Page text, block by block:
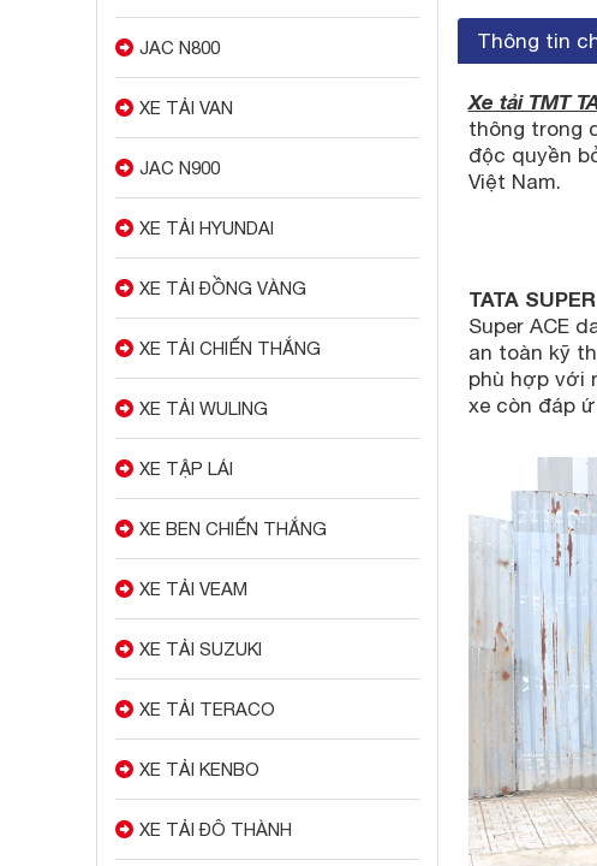
JAC N800
XE TẢI VAN
JAC N900
XE TẢI HYUNDAI
XE TẢI ĐỒNG VÀNG
XE TẢI CHIẾN THẮNG
XE TẢI WULING
XE TẬP LÁI
XE BEN CHIẾN THẮNG
XE TẢI VEAM
XE TẢI SUZUKI
XE TẢI TERACO
XE TẢI KENBO
XE TẢI ĐÔ THÀNH
Thông tin
Xe tải TMT
thông trong
độc quyền
Việt Nam.
TATA
Super ACE
an toàn kỹ
phù hợp với
xe còn đáp